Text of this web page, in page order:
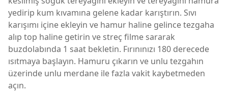
yedirip kum kıvamına gelene kadar karıştırın. Sıvı
karışımı içine ekleyin ve hamur haline gelince tezgaha
alıp top haline getirin ve streç filme sararak
buzdolabında 1 saat bekletin. Fırınınızı 180 derecede
ısıtmaya başlayın. Hamuru çıkarın ve unlu tezgahın
üzerinde unlu merdane ile fazla vakit kaybetmeden
açın.